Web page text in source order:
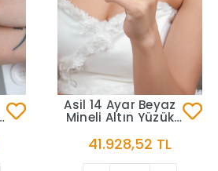
Asil 14 Ayar Beyaz
Mineli Altın Yüzük
41.928,52 TL